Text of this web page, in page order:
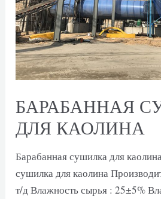
БАРАБАННАЯ
ДЛЯ КАОЛИНА
Барабанная сушилка для
сушилка для каолина
т/д Влажность сырья : 25±5%